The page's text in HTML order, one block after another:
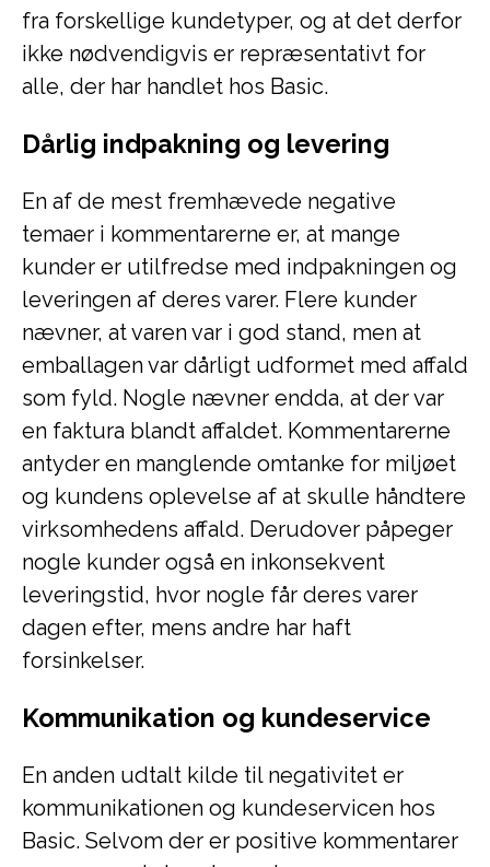
fra forskellige kundetyper, og at det derfor
ikke nødvendigvis er repræsentativt for
alle, der har handlet hos Basic.
Dårlig indpakning og levering
En af de mest fremhævede negative
temaer i kommentarerne er, at mange
kunder er utilfredse med indpakningen og
leveringen af deres varer. Flere kunder
nævner, at varen var i god stand, men at
emballagen var dårligt udformet med affald
som fyld. Nogle nævner endda, at der var
en faktura blandt affaldet. Kommentarerne
antyder en manglende omtanke for miljøet
og kundens oplevelse af at skulle håndtere
virksomhedens affald. Derudover påpeger
nogle kunder også en inkonsekvent
leveringstid, hvor nogle får deres varer
dagen efter, mens andre har haft
forsinkelser.
Kommunikation og kundeservice
En anden udtalt kilde til negativitet er
kommunikationen og kundeservicen hos
Basic. Selvom der er positive kommentarer